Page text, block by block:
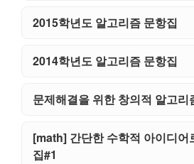
2015학년도 알고리즘 문항집
2014학년도 알고리즘 문항집
문제해결을 위한 창의적 알고리
[math] 간단한 수학적 아이디어
집#1